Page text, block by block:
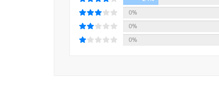
“제가 먼저 자퇴하면 돼요.”
그때 해솔의 머릿속에서 구슬 목걸이가 끊어졌
져 버렸다. 어떤 구슬도 아쉽지 않았다. 해솔은
호주 조기 유학의 실상과 입시 시스템, 한인 이
취재한 탄탄한 자료를 바탕으로 했다. 여성, 청
시대와 호흡하는 감각은 더욱 빛을 발한다. 풍부
0%
0%
0%